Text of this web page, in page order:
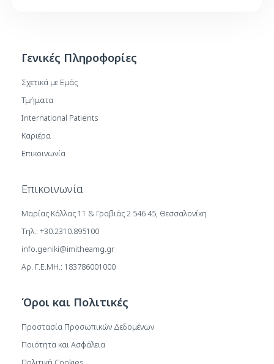
Γενικές Πληροφορίες
Σχετικά με Εμάς
Τμήματα
International Patients
Καριέρα
Επικοινωνία
Επικοινωνία
Μαρίας Κάλλας 11 & Γραβιάς 2 546 45, Θεσσαλονίκη
Τηλ.: +30.2310.895100
info.geniki@imitheamg.gr
Αρ. Γ.Ε.ΜΗ.: 183786001000
Όροι και Πολιτικές
Προστασία Προσωπικών Δεδομένων
Ποιότητα και Ασφάλεια